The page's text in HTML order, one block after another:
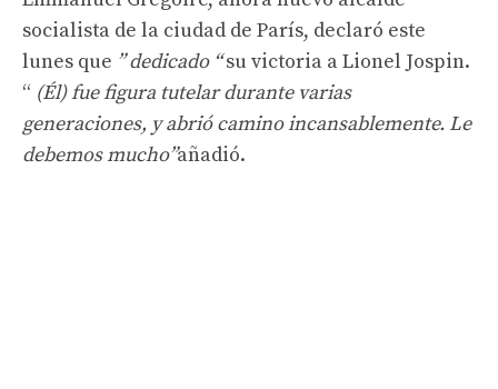
socialista de la ciudad de París, declaró este
lunes que ” dedicado “su victoria a Lionel Jospin.
“ (Él) fue figura tutelar durante varias
generaciones, y abrió camino incansablemente. Le
debemos mucho”añadió.